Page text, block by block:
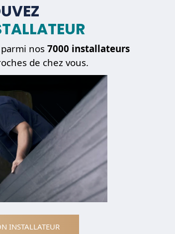
parmi nos 7000 installateurs
de chez vous.
INSTALLATEUR